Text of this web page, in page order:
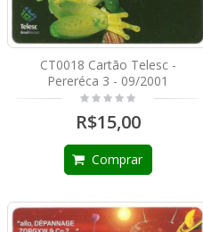
CT0018 Cartão Telesc -
Pereréca 3 - 09/2001
R$15,00
Comprar